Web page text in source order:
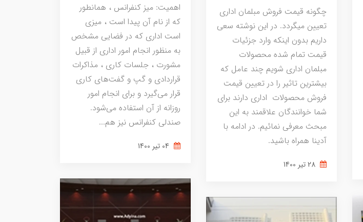
چگونه قیمت فروش مبلمان اداری
تعیین میگردد. در این نوشته سعی
داریم بدون اینکه وارد جزئیات
قیمت تمام شده محصولات
مبلمان اداری شویم چند عامل که
بیشترین تاثیر را در تعیین قیمت
فروش محصولات اداری دارند برای
شما خوانندگان علاقمند به این
مبحث معرفی نمائیم. در ادامه با
آدینا همراه باشید.
اهمیت: میز کنفرانس ، همانطور
که از نام آن پیدا است ، میزی
است اداری که در فضایی مشخص
به منظور انجام امور اداری از قبیل
مشورت ، جلسات کاری ، مذاکرات
قراردادی و گپ و گفت‌های کاری
قرار می‌گیرد و برای انجام امور
روزانه از آن استفاده می‌شود.
صندلی کنفرانس نیز هم...